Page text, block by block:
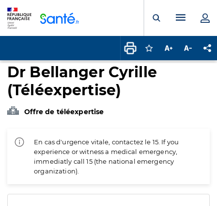
Ouvrir laMenu
Connectez-vous
Augmenter la
Dr Bellanger Cyrille
(Téléexpertise)
Offre de téléexpertise
En cas d'urgence vitale, contactez le 15. If you
experience or witness a medical emergency,
immediatly call 15 (the national emergency
organization).